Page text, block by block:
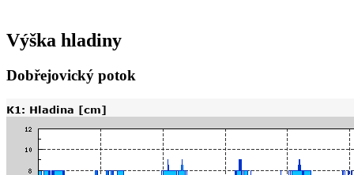
Výška hladiny
Dobřejovický potok